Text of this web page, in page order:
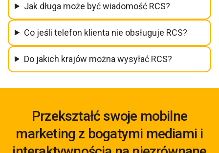
Jak długa może być wiadomość RCS?
Co jeśli telefon klienta nie obsługuje RCS?
Do jakich krajów można wysyłać RCS?
Przekształć swoje mobilne
marketing z bogatymi mediami i